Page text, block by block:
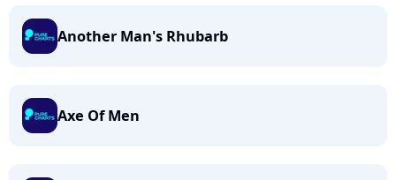
Another Man's Rhubarb
Axe Of Men